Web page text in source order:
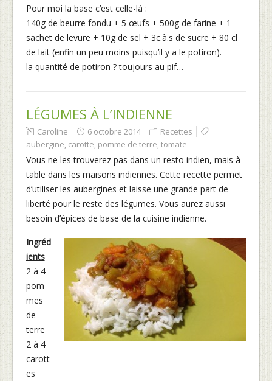
Pour moi la base c’est celle-là :
140g de beurre fondu + 5 œufs + 500g de farine + 1
sachet de levure + 10g de sel + 3c.à.s de sucre + 80 cl
de lait (enfin un peu moins puisqu’il y a le potiron).
la quantité de potiron ? toujours au pif…
LÉGUMES À L’INDIENNE
Caroline 6 octobre 2014
Recettes
aubergine, carotte, pomme de terre,tomate
Vous ne les trouverez pas dans un resto indien, mais à
table dans les maisons indiennes. Cette recette permet
d’utiliser les aubergines et laisse une grande part de
liberté pour le reste des légumes. Vous aurez aussi
besoin d’épices de base de la cuisine indienne.
Ingréd
ients
2 à 4
pom
mes
de
terre
2 à 4
carott
es